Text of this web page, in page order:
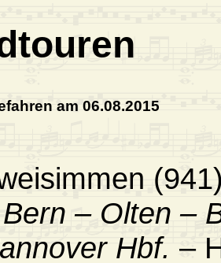
am 06.08.2015
– Olten –
Hbf. –